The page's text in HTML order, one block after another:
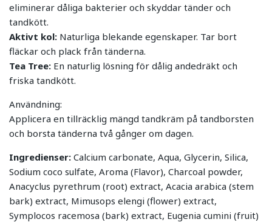
eliminerar dåliga bakterier och skyddar tänder och
tandkött.
Aktivt kol: Naturliga blekande egenskaper. Tar bort
fläckar och plack från tänderna.
Tea Tree: En naturlig lösning för dålig andedräkt och
friska tandkött.
Användning:
Applicera en tillräcklig mängd tandkräm på tandborsten
och borsta tänderna två gånger om dagen.
Ingredienser: Calcium carbonate, Aqua, Glycerin, Silica,
Sodium coco sulfate, Aroma (Flavor), Charcoal powder,
Anacyclus pyrethrum (root) extract, Acacia arabica (stem
bark) extract, Mimusops elengi (flower) extract,
Symplocos racemosa (bark) extract, Eugenia cumini (fruit)